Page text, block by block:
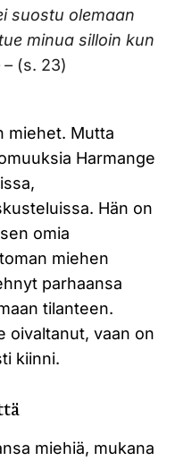
suostu olemaan
minua silloin kun
(s. 23)
miehet. Mutta
Harmange
Hän on
omia
miehen
parhaansa
tilanteen.
oivaltanut, vaan on
kiinni.
miehiä, mukana